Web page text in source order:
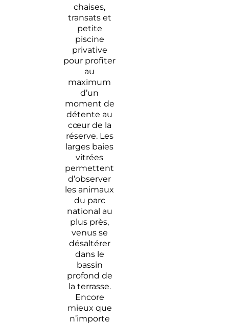
chaises,
transats et
petite
piscine
privative
pour profiter
au
maximum
d’un
moment de
détente au
cœur de la
réserve. Les
larges baies
vitrées
permettent
d’observer
les animaux
du parc
national au
plus près,
venus se
désaltérer
dans le
bassin
profond de
la terrasse.
Encore
mieux que
n’importe